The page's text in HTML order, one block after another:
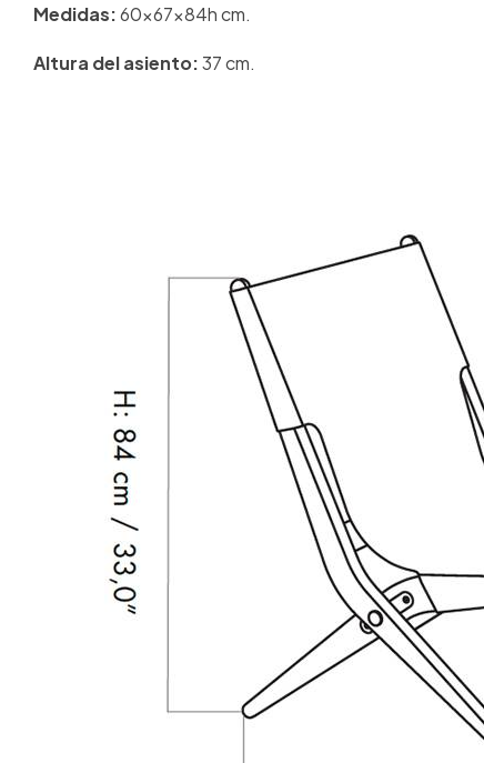
Medidas:60x67x84h cm.
Altura del asiento:37 cm.